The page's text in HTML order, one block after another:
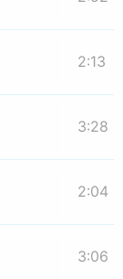
2:13
3:28
2:04
3:06